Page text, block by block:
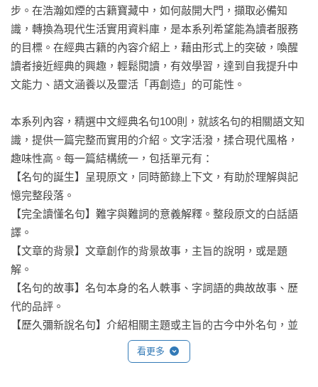
步。在浩瀚如煙的古籍寶藏中，如何敲開大門，擷取必備知
識，轉換為現代生活實用資料庫，是本系列希望能為讀者服務
的目標。在經典古籍的內容介紹上，藉由形式上的突破，喚醒
讀者接近經典的興趣，輕鬆閱讀，有效學習，達到自我提升中
文能力、語文涵養以及靈活「再創造」的可能性。
本系列內容，精選中文經典名句100則，就該名句的相關語文知
識，提供一篇完整而實用的介紹。文字活潑，揉合現代風格，
趣味性高。每一篇結構統一，包括單元有：
【名句的誕生】呈現原文，同時節錄上下文，有助於理解與記
憶完整段落。
【完全讀懂名句】難字與難詞的意義解釋。整段原文的白話語
譯。
【文章的背景】文章創作的背景故事，主旨的說明，或是題
解。
【名句的故事】名句本身的名人軼事、字詞語的典故故事、歷
代的品評。
【歷久彌新說名句】介紹相關主題或主旨的古今中外名句，並
完整說明故事背景與應用情境。
看更多